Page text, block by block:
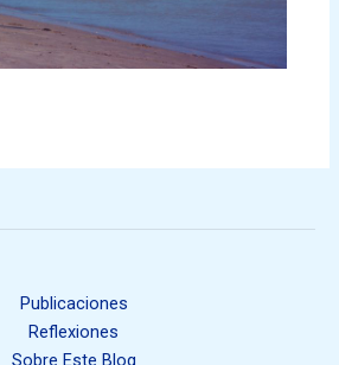
Publicaciones
Reflexiones
Sobre Este Blog